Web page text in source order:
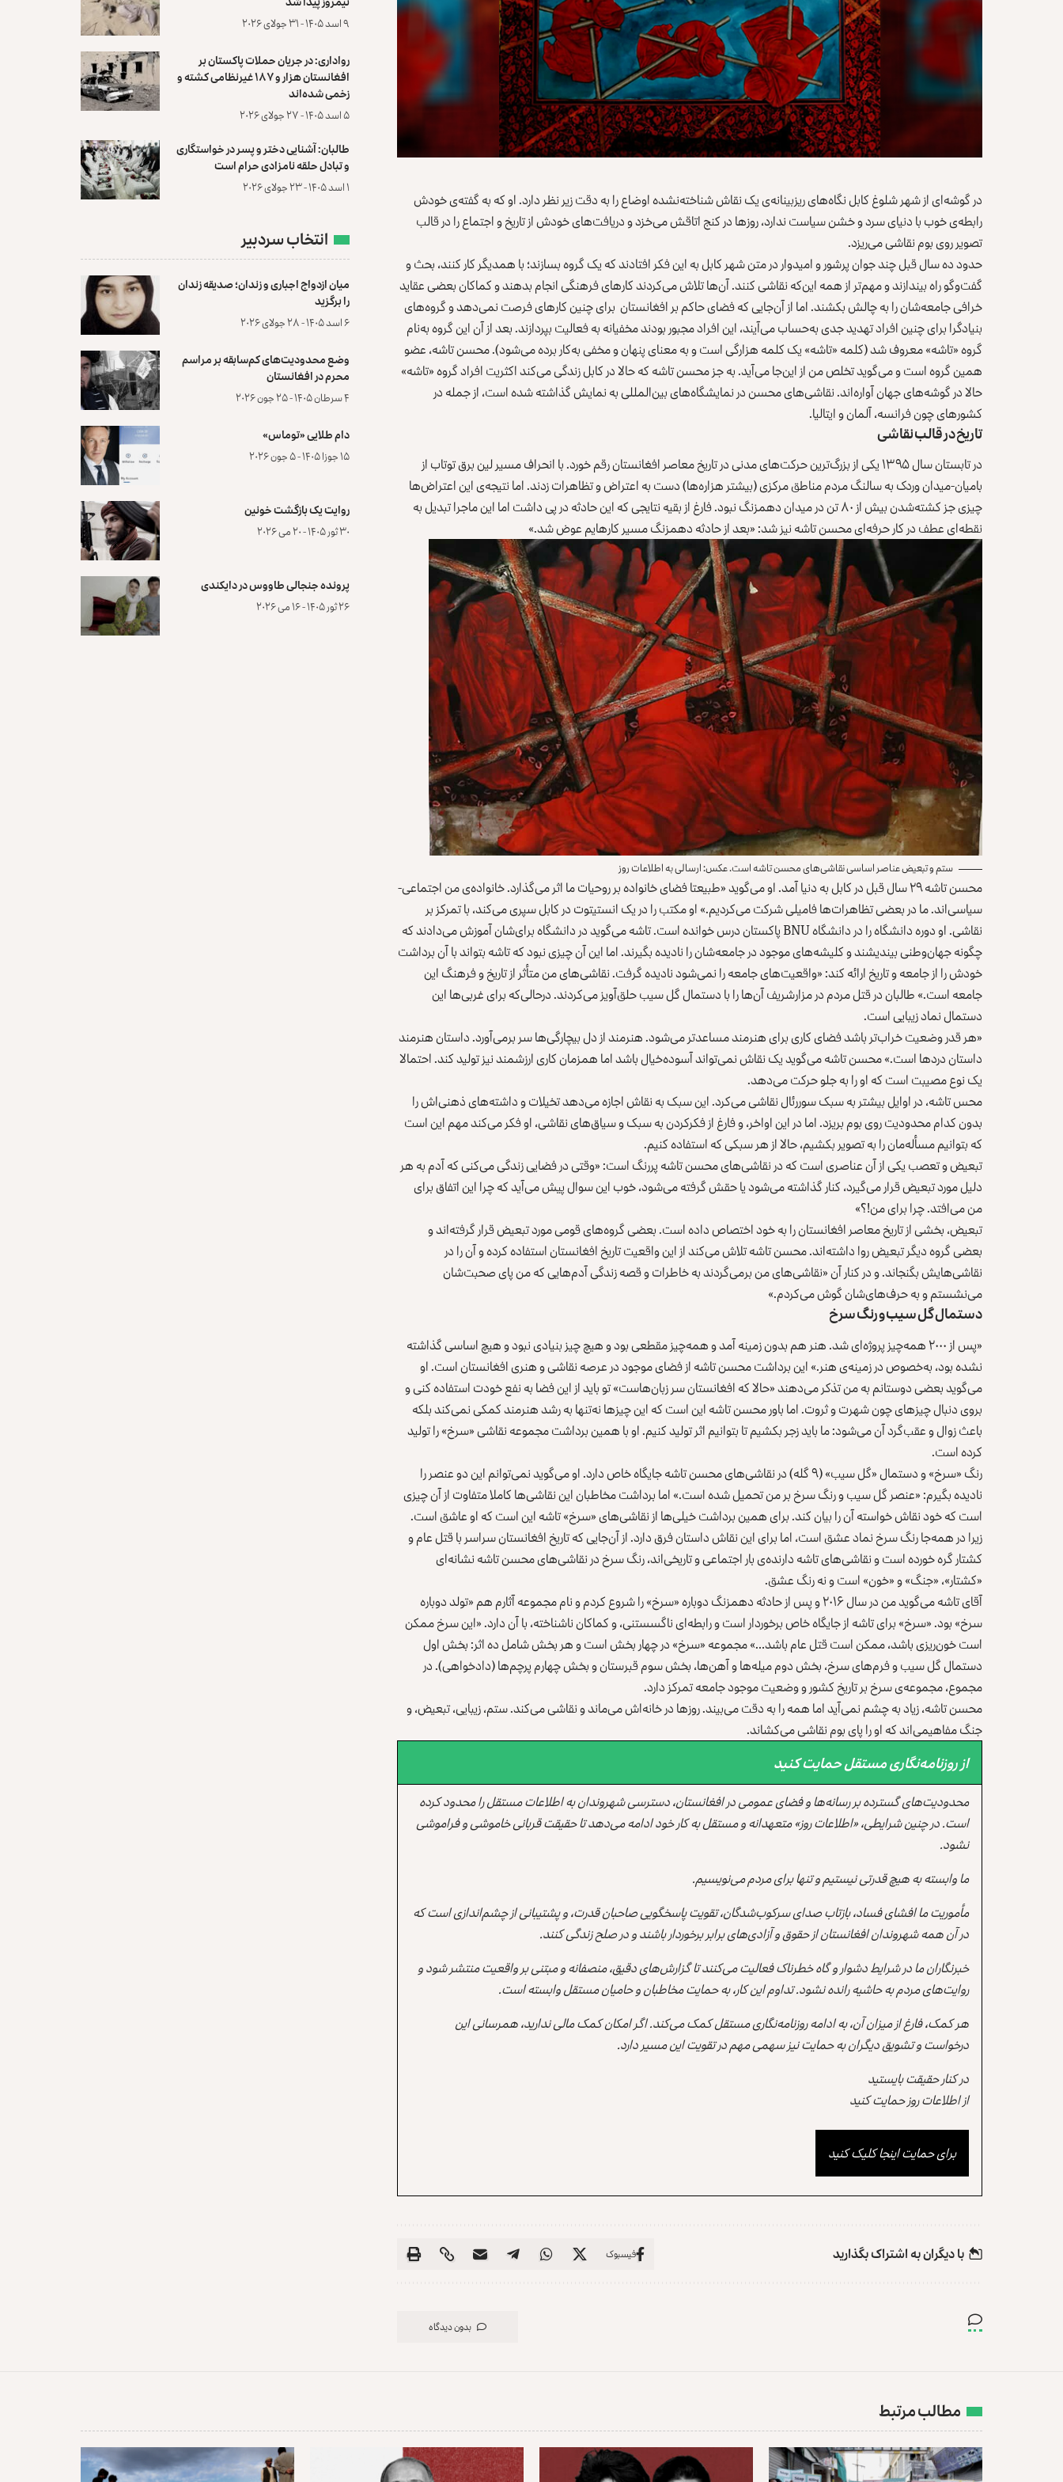
در گوشه‌ای از شهر شلوغ کابل نگاه‌های ریزبینانه‌ی یک نقاش شناخته‌نشده اوضاع را به دقت زیر نظر دارد. او که به گفته‌ی خودش
رابطه‌ی خوب با دنیای سرد و خشن سیاست ندارد، روزها در کنج اتاقش می‌خزد و دریافت‌های خودش از تاریخ و اجتماع را در قالب
تصویر روی بوم نقاشی می‌ریزد.
حدود ده سال قبل چند جوان پرشور و امیدوار در متن شهر کابل به این فکر افتادند که یک گروه بسازند؛ با همدیگر کار کنند، بحث و
گفت‌وگو راه بیندازند و مهم‌تر از همه این‌که نقاشی کنند. آن‌ها تلاش می‌کردند کارهای فرهنگی انجام بدهند و کماکان بعضی عقاید
خرافی جامعه‌شان را به چالش بکشند. اما از آن‌جایی که فضای حاکم بر افغانستان برای چنین کارهای فرصت نمی‌دهد و گروه‌های
بنیادگرا برای چنین افراد تهدید جدی به‌حساب می‌آیند، این افراد مجبور بودند مخفیانه به فعالیت بپردازند. بعد از آن این گروه به‌نام
گروه «تاشه» معروف شد (کلمه «تاشه» یک کلمه هزارگی است و به معنای پنهان و مخفی به‌کار برده می‌شود). محسن تاشه، عضو
همین گروه است و می‌گوید تخلص من از این‌جا می‌آید. به جز محسن تاشه که حالا در کابل زندگی می‌کند اکثریت افراد گروه «تاشه»
حالا در گوشه‌های جهان آواره‌اند. نقاشی‌های محسن در نمایشگاه‌های بین‌المللی به نمایش گذاشته شده است، از جمله در
کشورهای چون فرانسه، آلمان و ایتالیا.
تاریخ در قالب نقاشی
در تابستان سال ۱۳۹۵ یکی از بزرگ‌ترین حرکت‌های مدنی در تاریخ معاصر افغانستان رقم خورد. با انحراف مسیر لین برق توتاب از
بامیان-میدان وردک به سالنگ مردم مناطق مرکزی (بیشتر هزاره‌ها) دست به اعتراض و تظاهرات زدند. اما نتیجه‌ی این اعتراض‌ها
چیزی جز کشته‌شدن بیش از ۸۰ تن در میدان دهمزنگ نبود. فارغ از بقیه نتایجی که این حادثه در پی داشت اما این ماجرا تبدیل به
نقطه‌ای عطف در کار حرفه‌ای محسن تاشه نیز شد: «بعد از حادثه دهمزنگ مسیر کارهایم عوض شد.»
ستم و تبعیض عناصر اساسی نقاشی‌های محسن تاشه است. عکس‌: ارسالی به اطلاعات روز
محسن تاشه ۲۹ سال قبل در کابل به دنیا آمد. او می‌گوید «طبیعتا فضای خانواده بر روحیات ما اثر می‌گذارد. خانواده‌ی من اجتماعی-
سیاسی‌اند. ما در بعضی تظاهرات‌ها فامیلی شرکت می‌کردیم.» او مکتب را در یک انستیتوت در کابل سپری می‌کند، با تمرکز بر
نقاشی. او دوره دانشگاه را در دانشگاه BNU پاکستان درس خوانده است. تاشه می‌گوید در دانشگاه برای‌شان آموزش می‌دادند که
چگونه جهان‌وطنی بیندیشند و کلیشه‌های موجود در جامعه‌شان را نادیده بگیرند. اما این آن چیزی نبود که تاشه بتواند با آن برداشت
خودش را از جامعه و تاریخ ارائه کند: «واقعیت‌های جامعه را نمی‌شود نادیده گرفت. نقاشی‌های من متأثر از تاریخ و فرهنگ این
جامعه است.» طالبان در قتل مردم در مزارشریف آن‌ها را با دستمال گل سیب حلق‌آویز می‌کردند. درحالی‌که برای غربی‌ها این
دستمال نماد زیبایی است.
«هر قدر وضعیت خراب‌تر باشد فضای کاری برای هنرمند مساعدتر می‌شود. هنرمند از دل بیچار‌گی‌ها سر برمی‌آورد. داستان هنرمند
داستان دردها است.» محسن تاشه می‌گوید یک نقاش نمی‌تواند آسوده‌خیال باشد اما همزمان کاری ارزشمند نیز تولید کند. احتمالا
یک نوع مصیبت است که او را به جلو حرکت می‌دهد.
محس تاشه، در اوایل بیشتر به سبک سوررئال نقاشی می‌کرد. این سبک به نقاش اجازه می‌دهد تخیلات و داشته‌های ذهنی‌اش را
بدون کدام محدودیت روی بوم بریزد. اما در این اواخر، و فارغ از فکرکردن به سبک و سیاق‌های نقاشی، او فکر می‌کند مهم این است
که بتوانیم مسأله‌مان را به تصویر بکشیم، حالا از هر سبکی که استفاده کنیم.
تبعیض و تعصب یکی از آن عناصری است که در نقاشی‌های محسن تاشه پررنگ است: «وقتی در فضایی زندگی می‌کنی که آدم به هر
دلیل مورد تبعیض قرار می‌گیرد، کنار گذاشته می‌شود یا حقش گرفته می‌شود، خوب این سوال پیش می‌آید که چرا این اتفاق برای
من می‌افتد. چرا برای من!؟»
تبعیض، بخشی از تاریخ معاصر افغانستان را به خود اختصاص داده است. بعضی گروه‌های قومی مورد تبعیض قرار گرفته‌اند و
بعضی گروه دیگر تبعیض روا داشته‌اند. محسن تاشه تلاش می‌کند از این واقعیت تاریخ افغانستان استفاده کرده و آن را در
نقاشی‌هایش بگنجاند. و در کنار آن «نقاشی‌های من برمی‌گردند به خاطرات و قصه‌ زندگی‌ آدم‌هایی که من پای صحبت‌شان
می‌نشستم و به حرف‌های‌شان گوش می‌کردم.»
دستمال گل سیب و رنگ سرخ
«پس از ۲۰۰۰ همه‌چیز پروژه‌ای شد. هنر هم بدون زمینه آمد و همه‌‌چیز مقطعی بود و هیچ چیز بنیادی نبود و هیچ اساسی گذاشته
نشده بود، به‌خصوص در زمینه‌ی هنر.» این برداشت محسن تاشه از فضای موجود در عرصه نقاشی و هنری افغانستان است. او
می‌گوید بعضی دوستانم به من تذکر می‌دهند «حالا که افغانستان سر زبان‌هاست» تو باید از این فضا به نفع خودت استفاده کنی و
بروی دنبال چیزهای چون شهرت و ثروت. اما باور محسن تاشه این است که این چیزها نه‌تنها به رشد هنرمند کمکی نمی‌کند بلکه
باعث زوال و عقب‌گرد آن می‌شود: ما باید زجر بکشیم تا بتوانیم اثر تولید کنیم. او با همین برداشت مجموعه نقاشی «سرخ» را تولید
کرده است.
رنگ «سرخ» و دستمال «گل سیب» (۹ گله) در نقاشی‌های محسن تاشه جایگاه خاص دارد. او می‌گوید نمی‌توانم این دو عنصر را
نادیده بگیرم: «عنصر گل سیب و رنگ سرخ بر من تحمیل شده است.» اما برداشت مخاطبان این نقاشی‌ها کاملا متفاوت از آن چیزی
است که خود نقاش خواسته آن را بیان کند. برای همین برداشت خیلی‌ها از نقاشی‌های «سرخ»‌ تاشه این است که او عاشق است.
زیرا در همه‌جا رنگ سرخ نماد عشق است، اما برای این نقاش داستان فرق دارد. از آن‌جایی که تاریخ افغانستان سراسر با قتل عام و
کشتار گره خورده است و نقاشی‌های تاشه دارنده‌ی بار اجتماعی و تاریخی‌اند، رنگ سرخ در نقاشی‌های محسن تاشه نشانه‌ای
«کشتار»، «جنگ» و «خون» است و نه رنگ عشق.
آقای تاشه می‌گوید من در سال ۲۰۱۶ و پس از حادثه دهمزنگ دوباره «سرخ» را شروع کردم و نام مجموعه آثارم هم «تولد دوباره
سرخ» بود. «سرخ» برای تاشه از جایگاه خاص برخوردار است و رابطه‌ای ناگسستنی، و کماکان ناشناخته، با آن دارد. «این سرخ ممکن
است خون‌ریزی باشد، ممکن است قتل عام باشد…» مجموعه «سرخ» در چهار بخش است و هر بخش شامل ده اثر: بخش اول
دستمال گل سیب و فرم‌های سرخ، بخش دوم میله‌ها و آهن‌ها، بخش سوم قبرستان و بخش چهارم پرچم‌ها (دادخواهی). در
مجموع، مجموعه‌ی سرخ بر تاریخ کشور و وضعیت موجود جامعه تمرکز دارد.
محسن تاشه، زیاد به چشم‌ نمی‌آید اما همه‌ را به دقت می‌بیند. روزها در خانه‌اش می‌ماند و نقاشی می‌کند. ستم، زیبایی، تبعیض، و
جنگ مفاهیمی‌اند که او را پای بوم نقاشی می‌کشاند.
از روزنامه‌نگاری مستقل حمایت کنید
محدودیت‌های گسترده بر رسانه‌ها و فضای عمومی در افغانستان، دسترسی شهروندان به اطلاعات مستقل را محدود کرده
است. در چنین شرایطی، «اطلاعات روز» متعهدانه و مستقل به کار خود ادامه می‌دهد تا حقیقت قربانی خاموشی و فراموشی
نشود.
ما وابسته به هیچ قدرتی نیستیم و تنها برای مردم می‌نویسیم.
مأموریت ما افشای فساد، بازتاب صدای سرکوب‌شدگان، تقویت پاسخگویی صاحبان قدرت، و پشتیبانی از چشم‌اندازی است که
در آن همه شهروندان افغانستان از حقوق و آزادی‌های برابر برخوردار باشند و در صلح زندگی کنند.
خبرنگاران ما در شرایط دشوار و گاه خطرناک فعالیت می‌کنند تا گزارش‌های دقیق، منصفانه و مبتنی بر واقعیت منتشر شود و
روایت‌های مردم به حاشیه رانده نشود. تداوم این کار، به حمایت مخاطبان و حامیان مستقل وابسته است.
هر کمک، فارغ از میزان آن، به ادامه روزنامه‌نگاری مستقل کمک می‌کند. اگر امکان کمک مالی ندارید، همرسانی این
درخواست و تشویق دیگران به حمایت نیز سهمی مهم در تقویت این مسیر دارد.
در کنار حقیقت بایستید
از اطلاعات روز حمایت کنید
برای حمایت اینجا کلیک کنید
با دیگران به‌‌ اشتراک بگذارید فیسبوک
بدون دیدگاه
۹ اسد ۱۴۰۵ - ۳۱ جولای ۲۰۲۶
رواداری: در جریان حملات پاکستان بر
افغانستان هزار و ۱۸۷ غیرنظامی کشته و
زخمی شده‌اند
۵ اسد ۱۴۰۵ - ۲۷ جولای ۲۰۲۶
طالبان: آشنایی دختر و پسر در خواستگاری
و تبادل حلقه نامزادی حرام است
۱ اسد ۱۴۰۵ - ۲۳ جولای ۲۰۲۶
انتخاب سردبیر
میان ازدواج اجباری و زندان؛ صدیقه زندان
را برگزید
۶ اسد ۱۴۰۵ - ۲۸ جولای ۲۰۲۶
وضع محدودیت‌های کم‌سابقه بر مراسم
محرم در افغانستان
۴ سرطان ۱۴۰۵ - ۲۵ جون ۲۰۲۶
دام طلایی «توماس»
۱۵ جوزا ۱۴۰۵ - ۵ جون ۲۰۲۶
روایت یک بازگشت خونین
۳۰ ثور ۱۴۰۵ - ۲۰ می ۲۰۲۶
پرونده‌ جنجالی طاووس در دایکندی
۲۶ ثور ۱۴۰۵ - ۱۶ می ۲۰۲۶
مطالب مرتبط